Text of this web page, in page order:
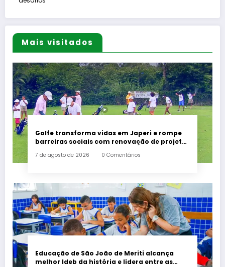
Mais visitados
Golfe transforma vidas em Japeri e rompe
barreiras sociais com renovação de projeto
7 de agosto de 2026 0 Comentários
Educação de São João de Meriti alcança
melhor Ideb da história e lidera entre as